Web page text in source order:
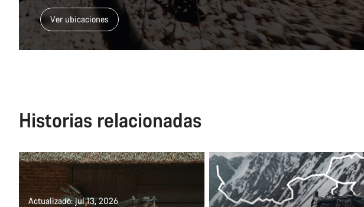
Ver ubicaciones
Historias relacionadas
Actualizado: jul 13, 2026